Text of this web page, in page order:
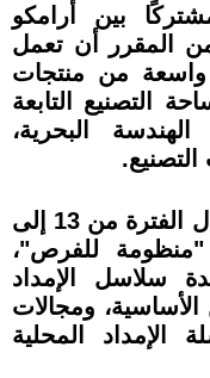
بين أرامكو
المقرر أن تعمل
من منتجات
التصنيع التابعة
البحرية،
ويُنظم منتدى ومعرض اكتفاء خلال الفترة من 13 إلى
"منظومة للفرص"،
سلاسل الإمداد
الأساسية، ومجالات
الإمداد المحلية